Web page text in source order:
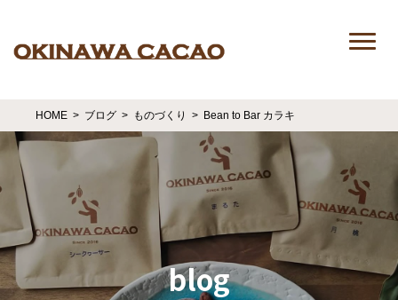
HOME ブログ ものづくり Bean to Bar カラキ
blog